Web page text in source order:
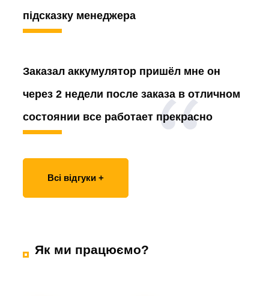
підсказку менеджера
Заказал аккумулятор пришёл мне он
через 2 недели после заказа в отличном
состоянии все работает прекрасно
Всі відгуки +
Як ми працюємо?